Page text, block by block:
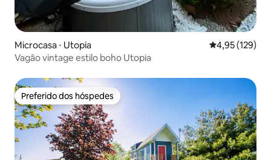
Microcasa ⋅ Utopia 4,95 de uma
4,95 (129)
Vagão vintage estilo boho Utopia
Preferido dos hóspedes
Preferido dos hóspedes